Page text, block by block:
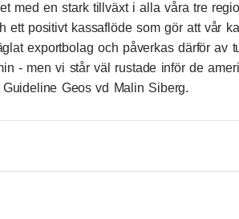
med en stark tillväxt i alla våra tre
ett positivt kassaflöde som gör att vår
exportbolag och påverkas därför av
- men vi står väl rustade inför de
Guideline Geos vd Malin Siberg.